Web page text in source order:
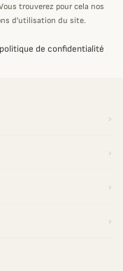
trouverez pour cela nos
d'utilisation du site.
de confidentialité